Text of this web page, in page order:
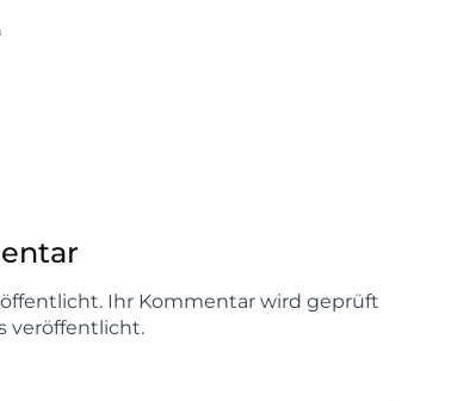
Ihr Kommentar wird geprüft
veröffentlicht.